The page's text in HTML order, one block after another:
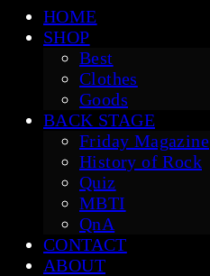
HOME
SHOP
Best
Clothes
Goods
BACK STAGE
Friday Magazine
History of Rock
Quiz
MBTI
QnA
CONTACT
ABOUT